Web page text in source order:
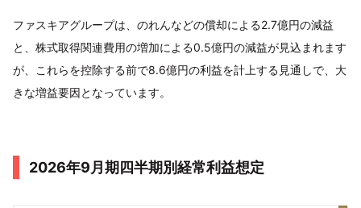
ファスキアグループは、のれんなどの償却による2.7億円の減益
と、株式取得関連費用の増加による0.5億円の減益が見込まれます
が、これらを控除する前で8.6億円の利益を計上する見通しで、大
きな増益要因となっています。
2026年9月期四半期別経常利益想定